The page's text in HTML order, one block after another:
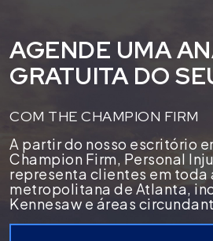
AGENDE UMA
GRATUITA DO
COM THE CHAMPION FIRM
A partir do nosso escritório
Champion Firm, Personal
representa clientes em toda
metropolitana de Atlanta,
Kennesaw e áreas